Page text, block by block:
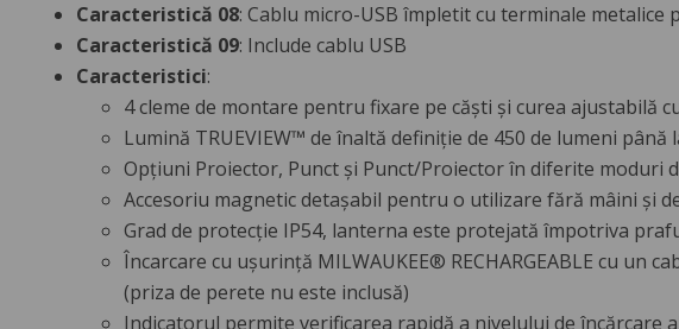
Caracteristică 08: Cablu micro-USB împletit cu terminale
Caracteristică 09: Include cablu USB
Caracteristici:
4 cleme de montare pentru fixare pe căști și curea ajustabilă
Lumină TRUEVIEW™ de înaltă definiție de 450 de lumeni până
Opțiuni Proiector, Punct și Punct/Proiector în diferite moduri
Accesoriu magnetic detașabil pentru o utilizare fără mâini și
Grad de protecție IP54, lanterna este protejată împotriva
Încarcare cu ușurință MILWAUKEE® RECHARGEABLE cu un
(priza de perete nu este inclusă)
Indicatorul permite verificarea rapidă a nivelului de încărcare